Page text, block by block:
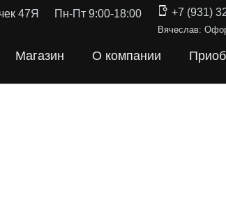
47Я Пн-Пт 9:00-18:00 +7 (931)
Вячеслав:
Магазин О компании